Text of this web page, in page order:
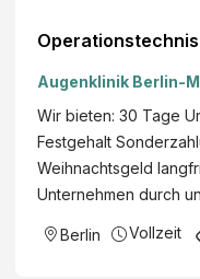
Augenklinik Berlin-
Wir bieten: 30 Tage
Festgehalt
Weihnachtsgeld
Unternehmen durch
Berlin Vollzeit